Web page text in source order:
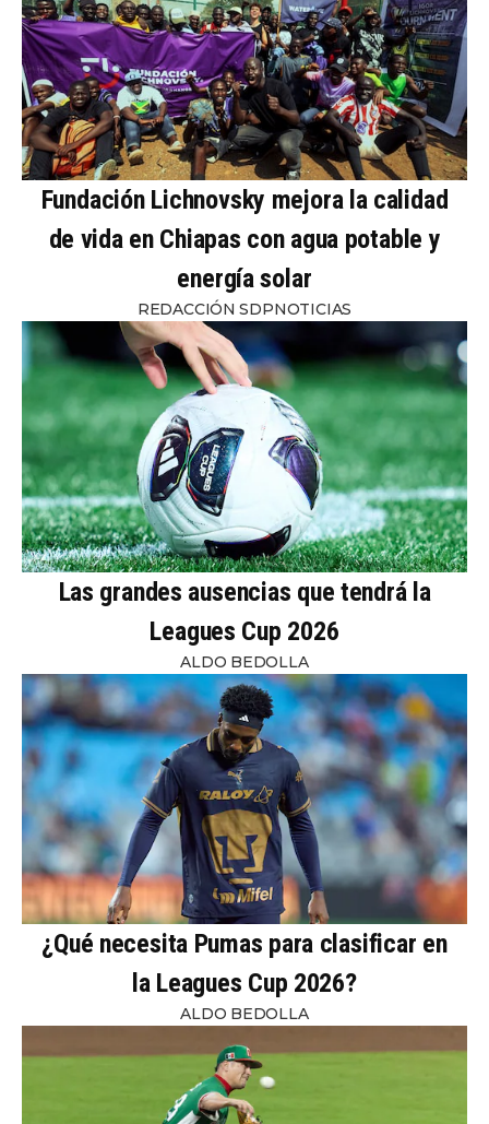
Fundación Lichnovsky mejora la calidad
de vida en Chiapas con agua potable y
energía solar
REDACCIÓN SDPNOTICIAS
Las grandes ausencias que tendrá la
Leagues Cup 2026
ALDO BEDOLLA
¿Qué necesita Pumas para clasificar en
la Leagues Cup 2026?
ALDO BEDOLLA